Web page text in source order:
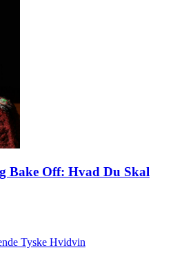
Bake Off: Hvad Du Skal